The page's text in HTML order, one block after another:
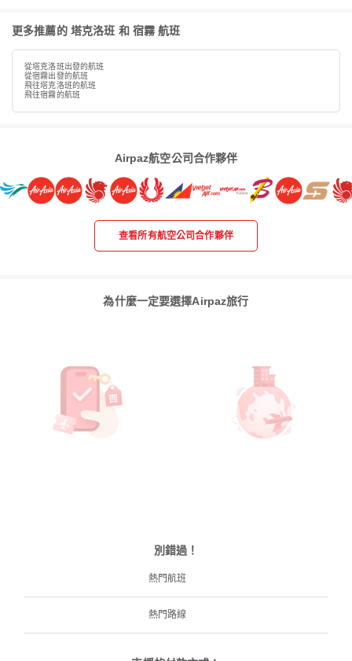
更多推薦的 塔克洛班 和 宿霧 航班
從塔克洛班出發的航班
從宿霧出發的航班
飛往塔克洛班的航班
飛往宿霧的航班
Airpaz航空公司合作夥伴
查看所有航空公司合作夥伴
為什麼一定要選擇Airpaz旅行
別錯過！
熱門航班
熱門路線